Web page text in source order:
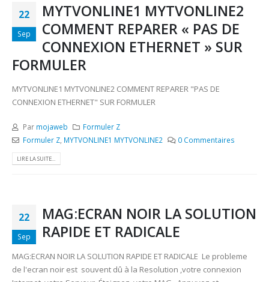
22
Sep
MYTVONLINE1 MYTVONLINE2
COMMENT REPARER « PAS DE
CONNEXION ETHERNET » SUR
FORMULER
MYTVONLINE1 MYTVONLINE2 COMMENT REPARER "PAS DE
CONNEXION ETHERNET" SUR FORMULER
Par mojaweb
Formuler Z
Formuler Z, MYTVONLINE1 MYTVONLINE2 0 Commentaires
LIRE LA SUITE...
22
Sep
MAG:ECRAN NOIR LA SOLUTION
RAPIDE ET RADICALE
MAG:ECRAN NOIR LA SOLUTION RAPIDE ET RADICALE Le probleme
de l'ecran noir est souvent dû à la Resolution ,votre connexion